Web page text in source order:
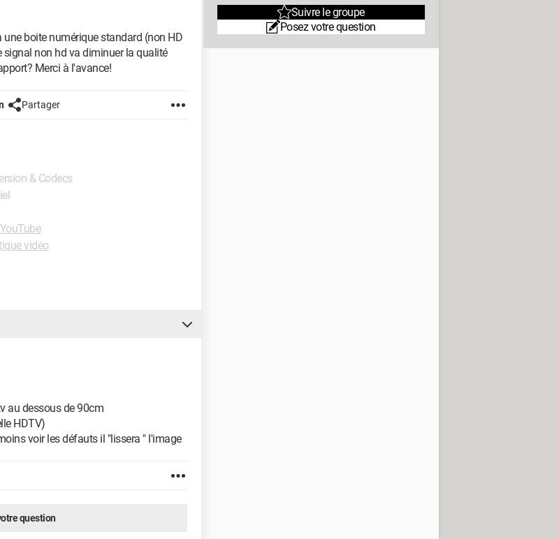
boite numérique standard (non HD
signal non hd va diminuer la qualité
Merci à l'avance!
Partager
& Codecs
vidéo
au dessous de 90cm
HDTV)
voir les défauts il "lissera " l'image
question
Suivre le groupe
Posez votre question